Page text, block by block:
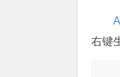
AI
右键